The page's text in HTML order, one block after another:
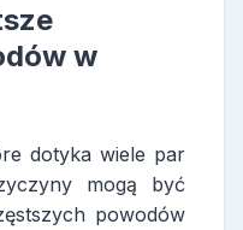
w
dotyka wiele par
mogą być
powodów